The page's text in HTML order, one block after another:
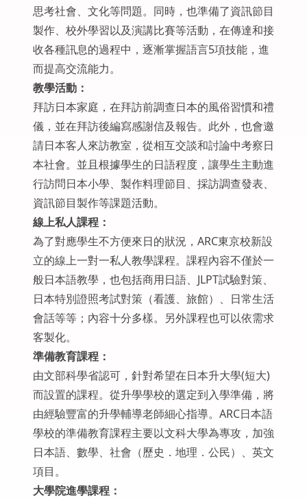
思考社會、文化等問題。同時，也準備了資訊節目
製作、校外學習以及演講比賽等活動，在傳達和接
收各種訊息的過程中，逐漸掌握語言5項技能，進
而提高交流能力。
教學活動：
拜訪日本家庭，在拜訪前調查日本的風俗習慣和禮
儀，並在拜訪後編寫感謝信及報告。此外，也會邀
請日本客人來訪教室，從相互交談和討論中考察日
本社會。並且根據學生的日語程度，讓學生主動進
行訪問日本小學、製作料理節目、採訪調查發表、
資訊節目製作等課題活動。
線上私人課程：
為了對應學生不方便來日的狀況，ARC東京校新設
立的線上一對一私人教學課程。課程內容不僅於一
般日本語教學，也包括商用日語、JLPT試驗對策、
日本特別證照考試對策（看護、旅館）、日常生活
會話等等；內容十分多樣。另外課程也可以依需求
客製化。
準備教育課程：
由文部科學省認可，針對希望在日本升大學(短大)
而設置的課程。從升學學校的選定到入學準備，將
由經驗豐富的升學輔導老師細心指導。ARC日本語
學校的準備教育課程主要以文科大學為專攻，加強
日本語、數學、社會（歷史．地理．公民）、英文
項目。
大學院進學課程：